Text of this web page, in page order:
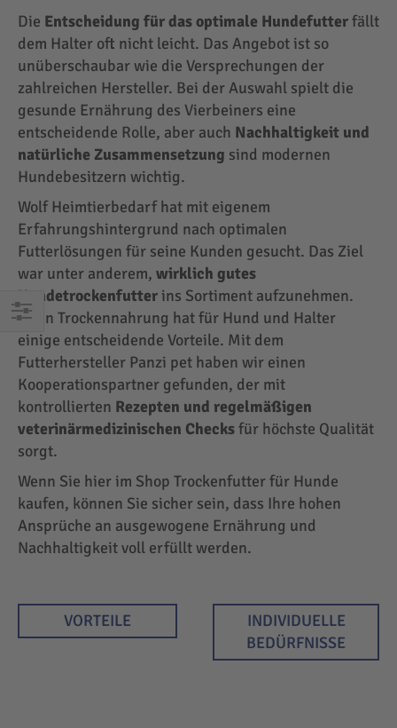
EINKAUFEN
NACH
Die Entscheidung für das optimale Hundefutterfällt
dem Halter oft nicht leicht. Das Angebot ist so
unüberschaubar wie die Versprechungen der
zahlreichen Hersteller. Bei der Auswahl spielt die
gesunde Ernährung des Vierbeiners eine
entscheidende Rolle, aber auch Nachhaltigkeit und
natürliche Zusammensetzung sind modernen
Hundebesitzern wichtig.
Wolf Heimtierbedarf hat mit eigenem
Erfahrungshintergrund nach optimalen
Futterlösungen für seine Kunden gesucht. Das Ziel
war unter anderem, wirklich gutes
Hundetrockenfutter ins Sortiment aufzunehmen.
Denn Trockennahrung hat für Hund und Halter
einige entscheidende Vorteile. Mit dem
Futterhersteller Panzi pet haben wir einen
Kooperationspartner gefunden, der mit
kontrollierten Rezepten und regelmäßigen
veterinärmedizinischen Checksfür höchste Qualität
sorgt.
Wenn Sie hier im Shop Trockenfutter für Hunde
kaufen, können Sie sicher sein, dass Ihre hohen
Ansprüche an ausgewogene Ernährung und
Nachhaltigkeit voll erfüllt werden.
VORTEILE
INDIVIDUELLE
BEDÜRFNISSE